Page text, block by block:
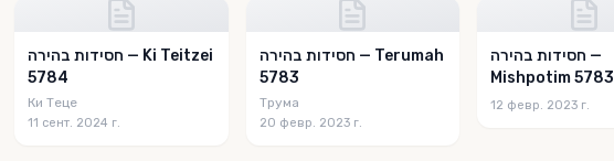
חסידות בהירה — Ki Teitzei
5784
Ки Теце
11 сент. 2024 г.
חסידות בהירה — Terumah
5783
Трума
20 февр. 2023 г.
חסידות בהירה —
Mishpotim 5783
12 февр. 2023 г.